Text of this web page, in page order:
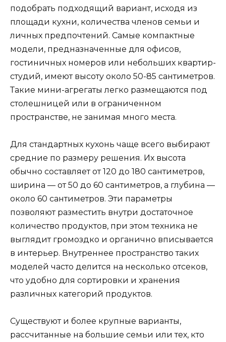
подобрать подходящий вариант, исходя из
площади кухни, количества членов семьи и
личных предпочтений. Самые компактные
модели, предназначенные для офисов,
гостиничных номеров или небольших квартир-
студий, имеют высоту около 50-85 сантиметров.
Такие мини-агрегаты легко размещаются под
столешницей или в ограниченном
пространстве, не занимая много места.
Для стандартных кухонь чаще всего выбирают
средние по размеру решения. Их высота
обычно составляет от 120 до 180 сантиметров,
ширина — от 50 до 60 сантиметров, а глубина —
около 60 сантиметров. Эти параметры
позволяют разместить внутри достаточное
количество продуктов, при этом техника не
выглядит громоздко и органично вписывается
в интерьер. Внутреннее пространство таких
моделей часто делится на несколько отсеков,
что удобно для сортировки и хранения
различных категорий продуктов.
Существуют и более крупные варианты,
рассчитанные на большие семьи или тех, кто